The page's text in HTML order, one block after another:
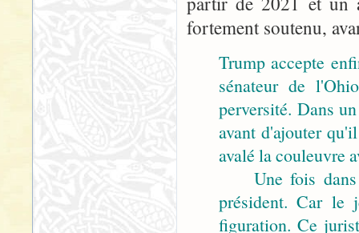
fortement soutenu,
Trump accepte
sénateur de
perversité. Dans
avant d'ajouter
avalé la couleuvre
Une fois dans
président. Car le
figuration. Ce